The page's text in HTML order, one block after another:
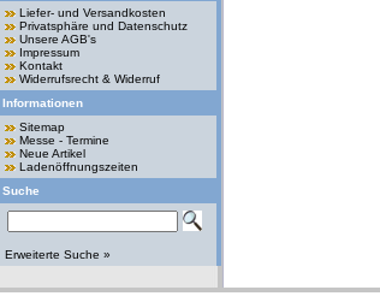
Liefer- und Versandkosten
Privatsphäre und Datenschutz
Unsere AGB's
Impressum
Kontakt
Widerrufsrecht & Widerruf
Informationen
Sitemap
Messe - Termine
Neue Artikel
Ladenöffnungszeiten
Suche
Erweiterte Suche »